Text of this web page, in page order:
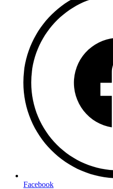
Facebook